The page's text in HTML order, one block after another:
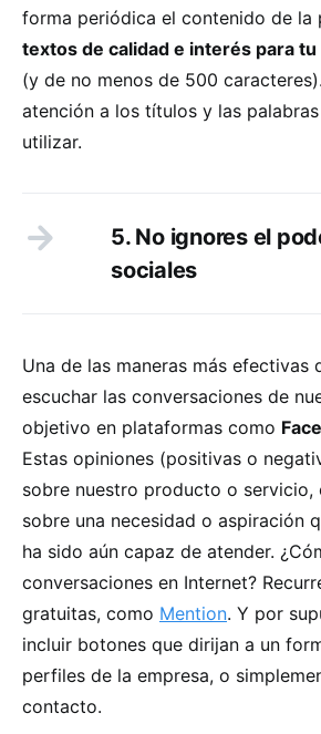
forma periódica el contenido de la
textos de calidad e interés para
(y de no menos de 500
atención a los títulos y las
utilizar.
5. No ignores el
sociales
Una de las maneras más efectivas
escuchar las conversaciones de
objetivo en plataformas como
Estas opiniones (positivas o
sobre nuestro producto o servicio,
sobre una necesidad o aspiración
ha sido aún capaz de atender.
conversaciones en Internet?
gratuitas, como Mention. Y por
incluir botones que dirijan a un
perfiles de la empresa, o
contacto.